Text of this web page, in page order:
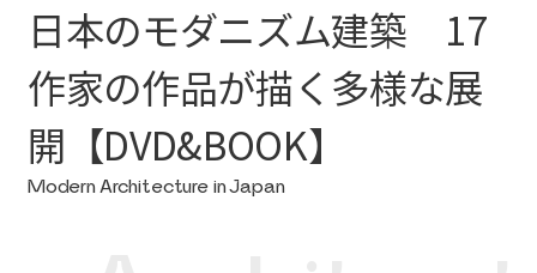
日本のモダニズム建築 17
作家の作品が描く多様な展
開【DVD&BOOK】
Modern Architecture in Japan